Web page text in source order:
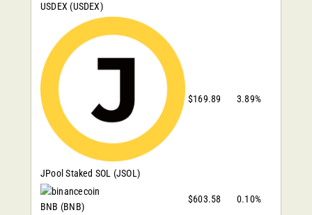
USDEX (USDEX)
JPool Staked SOL (JSOL)
$169.89 3.89%
BNB (BNB)
$603.58 0.10%